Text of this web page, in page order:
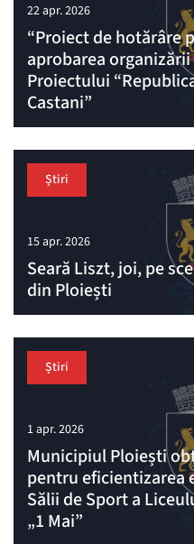
22 apr. 2026
“Proiect de hotărâre
aprobarea
Proiectului
Castani”
Știri
15 apr. 2026
Seară Liszt, joi, pe
din Ploiești
Știri
1 apr. 2026
Municipiul Ploiești
pentru eficientizarea
Sălii de Sport a
„1 Mai”